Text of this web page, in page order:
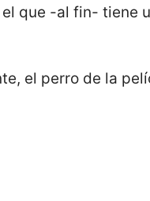
que -al fin- tiene
el perro de la